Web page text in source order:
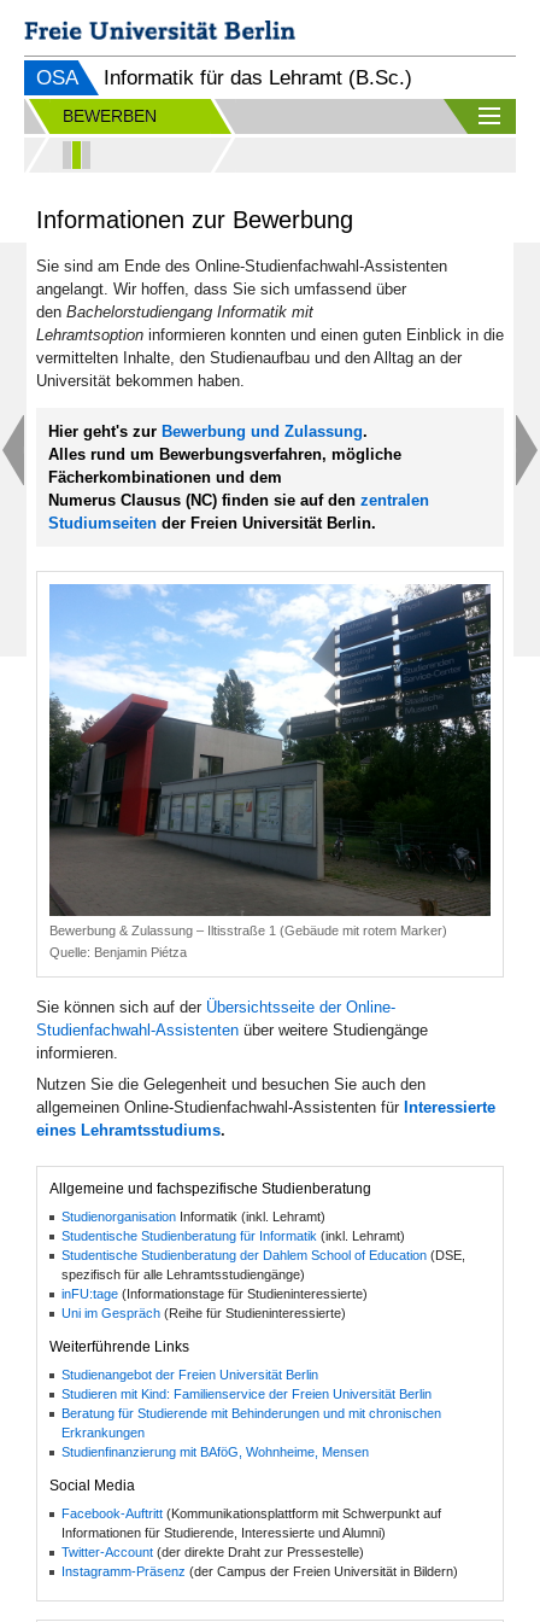
OSA Informatik für das Lehramt (B.Sc.)
BEWERBEN
Informationen zur Bewerbung
Sie sind am Ende des Online-Studienfachwahl-Assistenten
angelangt. Wir hoffen, dass Sie sich umfassend über
den Bachelorstudiengang Informatik mit
Lehramtsoption informieren konnten und einen guten Einblick in die
vermittelten Inhalte, den Studienaufbau und den Alltag an der
Universität bekommen haben.
Hier geht's zur Bewerbung und Zulassung.
Alles rund um Bewerbungsverfahren, mögliche
Fächerkombinationen und dem
Numerus Clausus (NC) finden sie auf den zentralen
Studiumseiten der Freien Universität Berlin.
Bewerbung & Zulassung – Iltisstraße 1 (Gebäude mit rotem Marker)
Quelle: Benjamin Piétza
Sie können sich auf der Übersichtsseite der Online-
Studienfachwahl-Assistenten über weitere Studiengänge
informieren.
Nutzen Sie die Gelegenheit und besuchen Sie auch den
allgemeinen Online-Studienfachwahl-Assistenten für Interessierte
eines Lehramtsstudiums.
Allgemeine und fachspezifische Studienberatung
Studienorganisation Informatik (inkl. Lehramt)
Studentische Studienberatung für Informatik (inkl. Lehramt)
Studentische Studienberatung der Dahlem School of Education (DSE,
spezifisch für alle Lehramtsstudiengänge)
inFU:tage (Informationstage für Studieninteressierte)
Uni im Gespräch (Reihe für Studieninteressierte)
Weiterführende Links
Studienangebot der Freien Universität Berlin
Studieren mit Kind: Familienservice der Freien Universität Berlin
Beratung für Studierende mit Behinderungen und mit chronischen
Erkrankungen
Studienfinanzierung mit BAföG, Wohnheime, Mensen
Social Media
Facebook-Auftritt (Kommunikationsplattform mit Schwerpunkt auf
Informationen für Studierende, Interessierte und Alumni)
Twitter-Account (der direkte Draht zur Pressestelle)
Instagramm-Präsenz (der Campus der Freien Universität in Bildern)